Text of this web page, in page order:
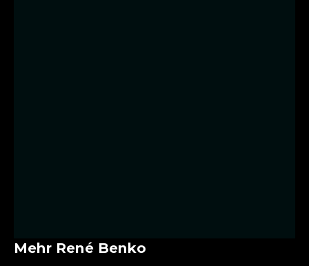
Mehr René Benko